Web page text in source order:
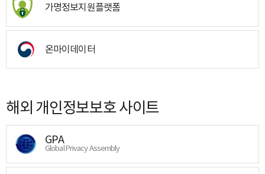
가명정보지원플랫폼
온마이데이터
해외 개인정보보호 사이트
GPA
Global Privacy Assembly